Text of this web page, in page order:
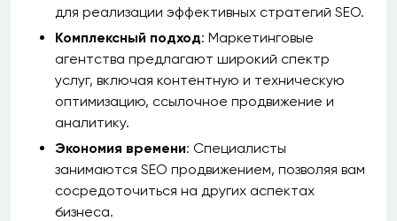
для реализации эффективных стратегий SEO.
Комплексный подход: Маркетинговые
агентства предлагают широкий спектр
услуг, включая контентную и техническую
оптимизацию, ссылочное продвижение и
аналитику.
Экономия времени: Специалисты
занимаются SEO продвижением, позволяя вам
сосредоточиться на других аспектах
бизнеса.